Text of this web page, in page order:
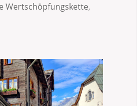
Wertschöpfungskette,